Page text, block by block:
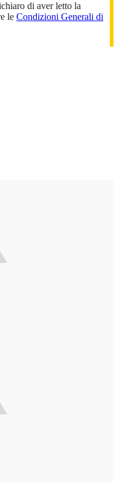
di aver letto la
le Condizioni Generali di